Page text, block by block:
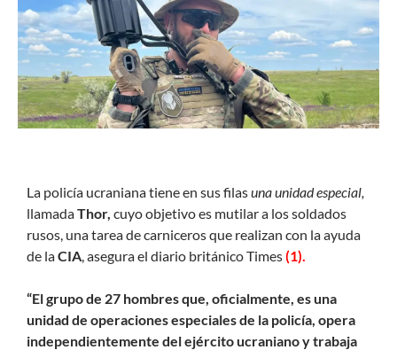
La policía ucraniana tiene en sus filasuna unidad especial,
llamadaThor, cuyo objetivo es mutilar a los soldados
rusos, una tarea de carniceros que realizan con la ayuda
de laCIA, asegura el diario británico Times(1).
“El grupo de 27 hombres que, oficialmente, es una
unidad de operaciones especiales de la policía, opera
independientemente del ejército ucraniano y trabaja